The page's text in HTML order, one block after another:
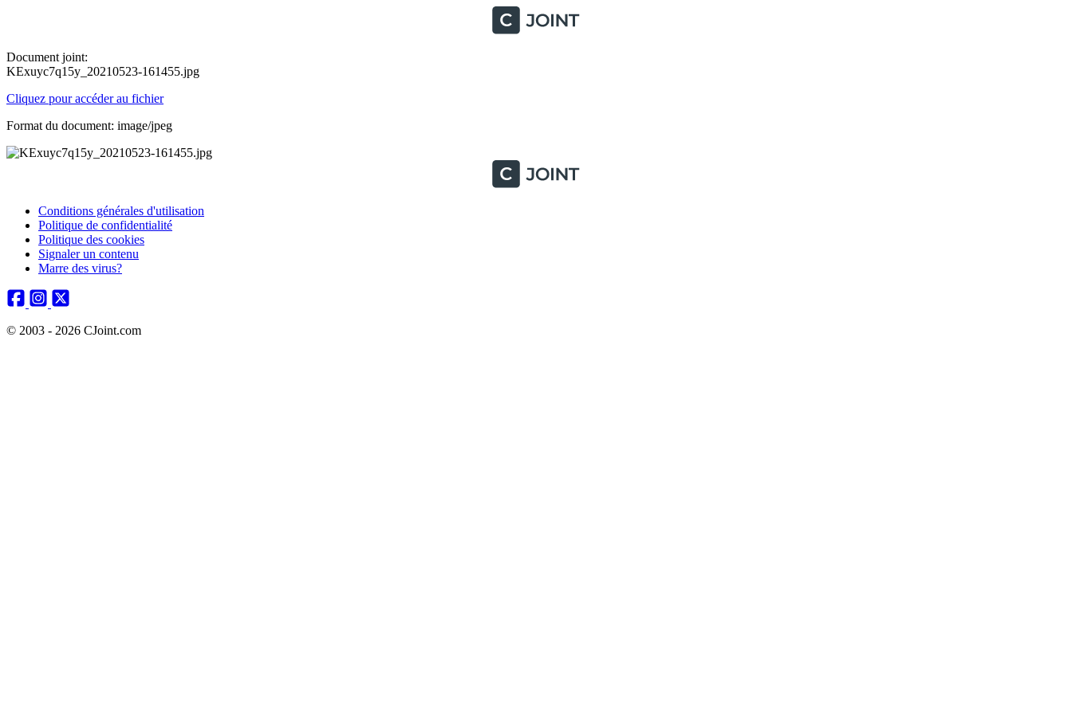
Document joint:
KExuyc7q15y_20210523-161455.jpg
Cliquez pour accéder au fichier
Format du document: image/jpeg
Conditions générales d'utilisation
Politique de confidentialité
Politique des cookies
Signaler un contenu
Marre des virus?
© 2003 - 2026 CJoint.com